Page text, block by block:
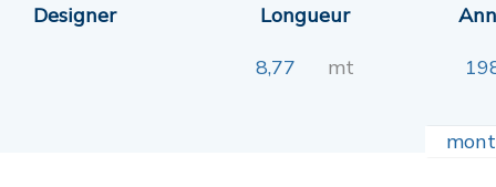
Designer Longueur
8,77 mt